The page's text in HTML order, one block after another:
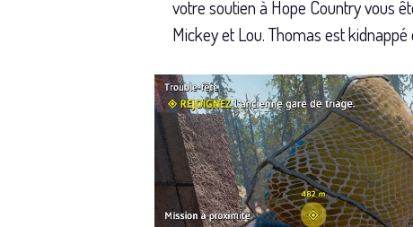
votre soutien à Hope Country vous
Mickey et Lou. Thomas est